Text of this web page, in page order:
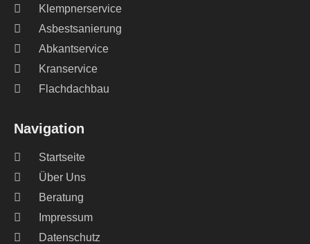
Navigation
Startseite
Über Uns
Beratung
Impressum
Datenschutz
Klempnerservice
Asbestsanierung
Abkantservice
Kranservice
Flachdachbau